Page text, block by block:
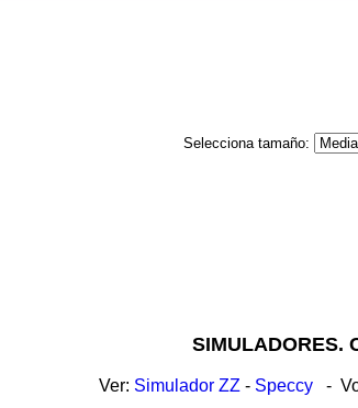
Selecciona tamaño:
SIMULADORES.
Ver: Simulador ZZ - Speccy -